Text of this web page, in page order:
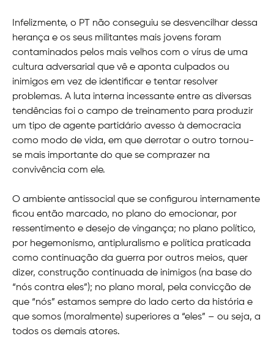
Infelizmente, o PT não conseguiu se desvencilhar dessa
herança e os seus militantes mais jovens foram
contaminados pelos mais velhos com o vírus de uma
cultura adversarial que vê e aponta culpados ou
inimigos em vez de identificar e tentar resolver
problemas. A luta interna incessante entre as diversas
tendências foi o campo de treinamento para produzir
um tipo de agente partidário avesso à democracia
como modo de vida, em que derrotar o outro tornou-
se mais importante do que se comprazer na
convivência com ele.
O ambiente antissocial que se configurou internamente
ficou então marcado, no plano do emocionar, por
ressentimento e desejo de vingança; no plano político,
por hegemonismo, antipluralismo e política praticada
como continuação da guerra por outros meios, quer
dizer, construção continuada de inimigos (na base do
“nós contra eles”); no plano moral, pela convicção de
que “nós” estamos sempre do lado certo da história e
que somos (moralmente) superiores a “eles” – ou seja, a
todos os demais atores.